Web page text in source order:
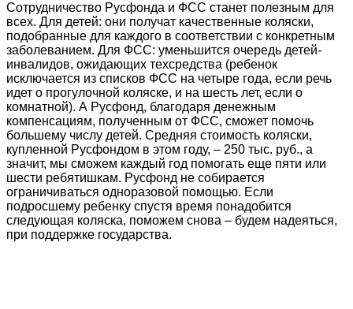
Сотрудничество Русфонда и ФСС станет полезным для
всех. Для детей: они получат качественные коляски,
подобранные для каждого в соответствии с конкретным
заболеванием. Для ФСС: уменьшится очередь детей-
инвалидов, ожидающих техсредства (ребенок
исключается из списков ФСС на четыре года, если речь
идет о прогулочной коляске, и на шесть лет, если о
комнатной). А Русфонд, благодаря денежным
компенсациям, полученным от ФСС, сможет помочь
большему числу детей. Средняя стоимость коляски,
купленной Русфондом в этом году, – 250 тыс. руб., а
значит, мы сможем каждый год помогать еще пяти или
шести ребятишкам. Русфонд не собирается
ограничиваться одноразовой помощью. Если
подросшему ребенку спустя время понадобится
следующая коляска, поможем снова – будем надеяться,
при поддержке государства.